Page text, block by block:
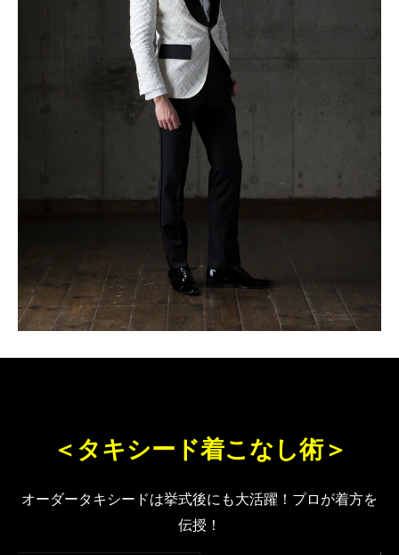
＜タキシード着こなし術＞
オーダータキシードは挙式後にも大活躍！プロが着方を
伝授！